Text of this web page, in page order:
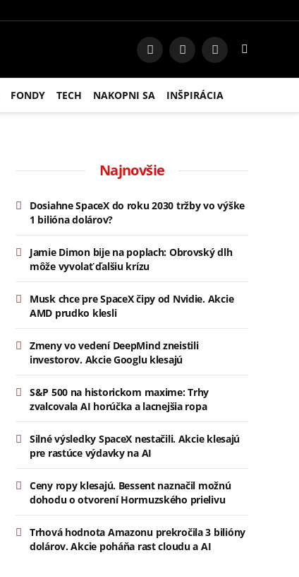
FacebookInstagram
RSS
FONDY TECH NAKOPNI SA INŠPIRÁCIA
Najnovšie
Dosiahne SpaceX do roku 2030 tržby vo výške
1 bilióna dolárov?
Jamie Dimon bije na poplach: Obrovský dlh
môže vyvolať ďalšiu krízu
Musk chce pre SpaceX čipy od Nvidie. Akcie
AMD prudko klesli
Zmeny vo vedení DeepMind zneistili
investorov. Akcie Googlu klesajú
S&P 500 na historickom maxime: Trhy
zvalcovala AI horúčka a lacnejšia ropa
Silné výsledky SpaceX nestačili. Akcie klesajú
pre rastúce výdavky na AI
Ceny ropy klesajú. Bessent naznačil možnú
dohodu o otvorení Hormuzského prielivu
Trhová hodnota Amazonu prekročila 3 bilióny
dolárov. Akcie poháňa rast cloudu a AI